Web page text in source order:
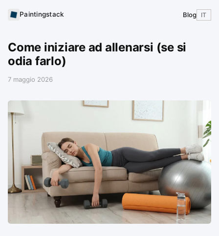
Paintingstack Blog IT
Come iniziare ad allenarsi (se si
odia farlo)
7 maggio 2026